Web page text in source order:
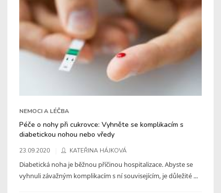
NEMOCI A LÉČBA
Péče o nohy při cukrovce: Vyhněte se komplikacím s
diabetickou nohou nebo vředy
23.09.2020 KATEŘINA HÁJKOVÁ
Diabetická noha je běžnou příčinou hospitalizace. Abyste se
vyhnuli závažným komplikacím s ní souvisejícím, je důležité ...